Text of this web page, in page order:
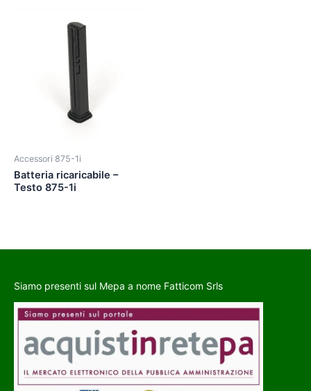
Accessori 875-1i
Batteria ricaricabile –
Testo 875-1i
Siamo presenti sul Mepa a nome Fatticom Srls